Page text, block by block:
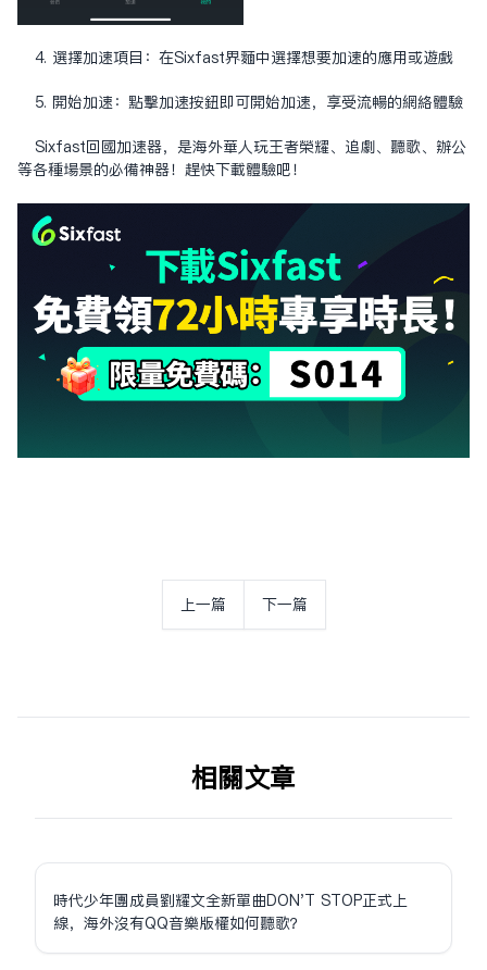
4. 選擇加速項目：在Sixfast界面中選擇想要加速的應用或遊戲
5. 開始加速：點擊加速按鈕即可開始加速，享受流暢的網絡體驗
Sixfast回國加速器，是海外華人玩王者榮耀、追劇、聽歌、辦公
等各種場景的必備神器！趕快下載體驗吧！
上一篇 下一篇
相关文章
時代少年團成員劉耀文全新單曲DON'T STOP正式上
線，海外沒有QQ音樂版權如何聽歌？